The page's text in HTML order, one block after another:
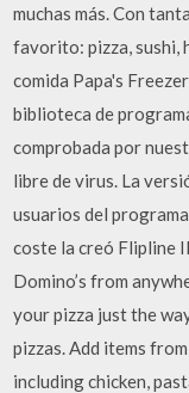
muchas más. Con
favorito: pizza, sushi,
comida Papa's
biblioteca de
comprobada por
libre de virus. La
usuarios del
coste la creó Flipline
Domino’s from
your pizza just the
pizzas. Add items
including chicken,